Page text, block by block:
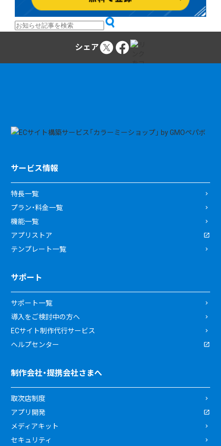
シェア
サービス情報
特長一覧
プラン・料金一覧
機能一覧
アプリストア
テンプレート一覧
サポート
サポート一覧
導入をご検討中の方へ
ECサイト制作代行サービス
ヘルプセンター
制作会社・提携会社さまへ
取次店制度
アプリ開発
メディアキット
セキュリティ